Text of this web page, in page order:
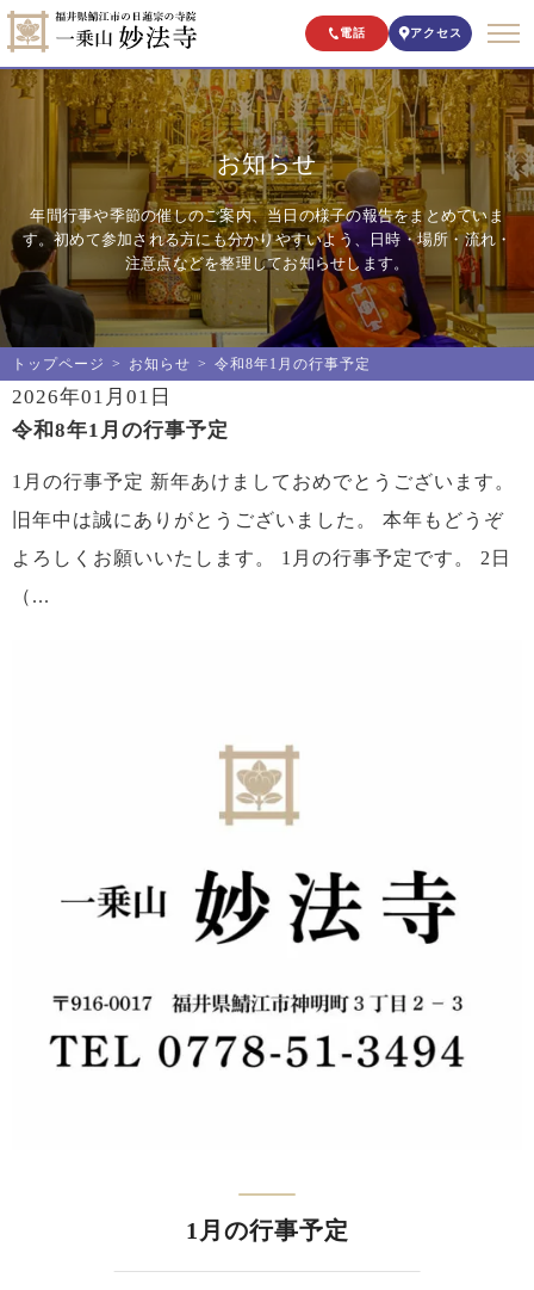
電話 アクセス
お知らせ
年間行事や季節の催しのご案内、当日の様子の報告をまとめていま
す。初めて参加される方にも分かりやすいよう、日時・場所・流れ・
注意点などを整理してお知らせします。
トップページ お知らせ 令和8年1月の行事予定
2026年01月01日
令和8年1月の行事予定
1月の行事予定 新年あけましておめでとうございます。
旧年中は誠にありがとうございました。 本年もどうぞ
よろしくお願いいたします。 1月の行事予定です。 2日
（...
1月の行事予定